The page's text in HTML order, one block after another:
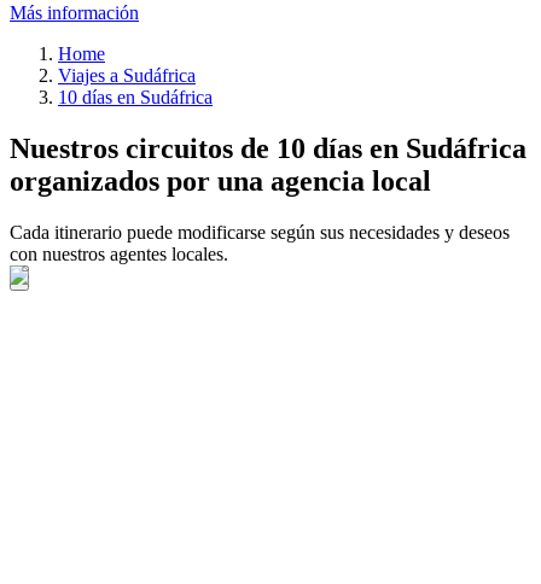
Más información
Home
Viajes a Sudáfrica
10 días en Sudáfrica
Nuestros circuitos de 10 días en Sudáfrica
organizados por una agencia local
Cada itinerario puede modificarse según sus necesidades y deseos
con nuestros agentes locales.